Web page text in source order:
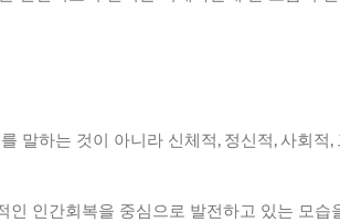
말하는 것이 아니라 신체적, 정신적,사회적,
인간회복을 중심으로 발전하고 있는 모습